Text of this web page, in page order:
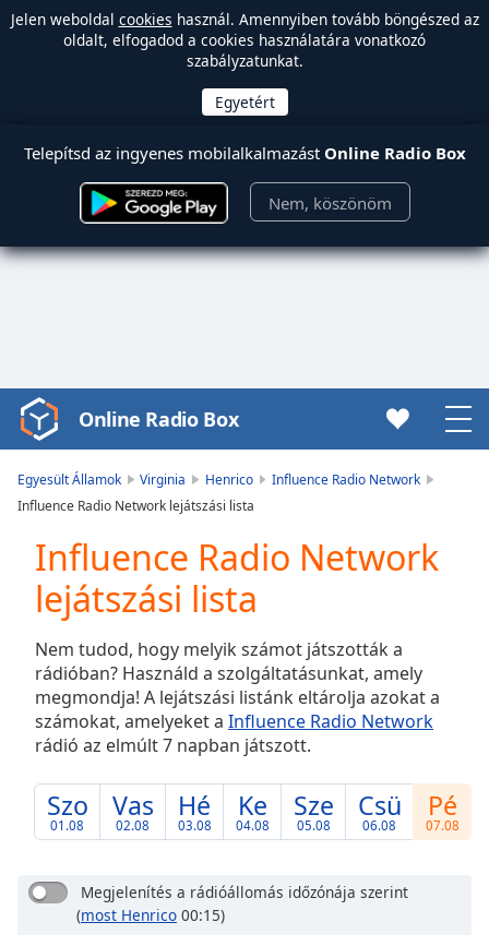
Jelen weboldal cookies használ. Amennyiben tovább böngészed az
oldalt, elfogadod a cookies használatára vonatkozó
szabályzatunkat.
Telepítsd az ingyenes mobilalkalmazást Online Radio Box
Nem, köszönöm
Video
Player
loading.
Video
Play
Skip
Backward
Forward
Mute
Current
Time0:00
Loaded
Stream
Seek to
live,
Online Radio Box
Egyesült Államok Virginia Henrico
Influence Radio Network
Influence Radio Network lejátszási lista
Influence Radio Network
lejátszási lista
Nem tudod, hogy melyik számot játszották a
rádióban? Használd a szolgáltatásunkat, amely
megmondja! A lejátszási listánk eltárolja azokat a
számokat, amelyeket a Influence Radio Network
rádió az elmúlt 7 napban játszott.
Szo
01.08
Vas
02.08
Hé
03.08
Ke
04.08
Sze
05.08
Csü
06.08
Pé
07.08
Megjelenítés a rádióállomás időzónája szerint
(most Henrico 00:15)